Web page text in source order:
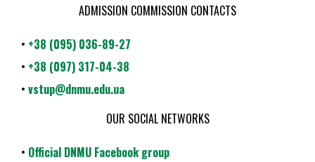
ADMISSION COMMISSION CONTACTS
• +38 (095) 036-89-27
• +38 (097) 317-04-38
• vstup@dnmu.edu.ua
OUR SOCIAL NETWORKS
• Official DNMU Facebook group